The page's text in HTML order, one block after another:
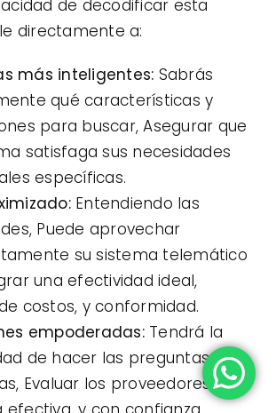
de decodificar esta
directamente a:
más inteligentes: Sabrás
qué características y
para buscar, Asegurar que
satisfaga sus necesidades
específicas.
Entendiendo las
Puede aprovechar
su sistema telemático
una efectividad ideal,
costos, y conformidad.
empoderadas:Tendrá la
de hacer las preguntas
Evaluar los proveedores de